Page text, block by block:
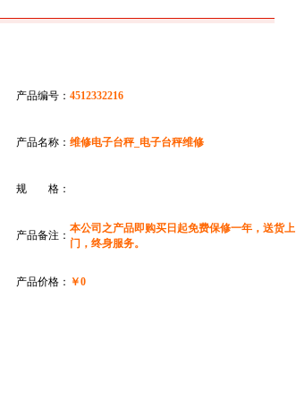
产品编号： 4512332216
产品名称： 维修电子台秤_电子台秤维修
规 格：
产品备注：
本公司之产品即购买日起免费保修一年，送货上
门，终身服务。
产品价格： ￥0